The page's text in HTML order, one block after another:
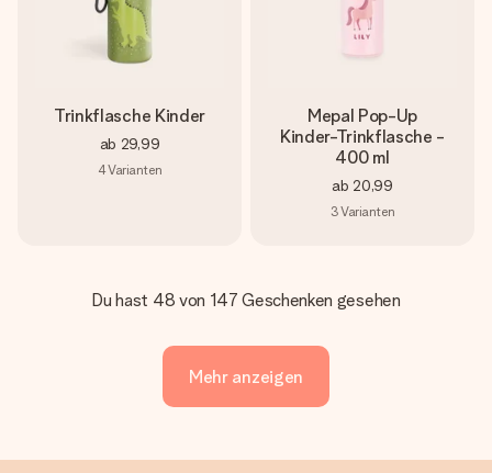
Trinkflasche Kinder
ab 29,99
4Varianten
Mepal Pop-Up
Kinder-Trinkflasche -
400 ml
ab 20,99
3Varianten
Du hast 48 von 147 Geschenken gesehen
Mehr anzeigen